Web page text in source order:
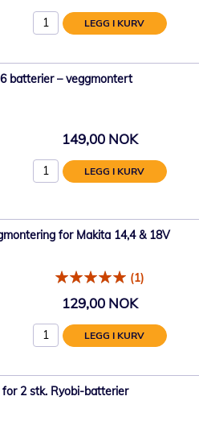
LEGG I KURV
batterier – veggmontert
149,00 NOK
LEGG I KURV
for Makita 14,4 & 18V
(1)
129,00 NOK
LEGG I KURV
2 stk. Ryobi-batterier